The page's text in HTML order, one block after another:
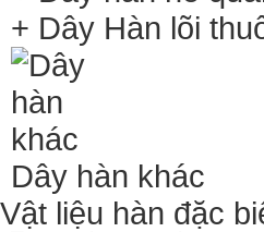
+ Dây Hàn lõi
Dây hàn khác
Vật liệu hàn đặc